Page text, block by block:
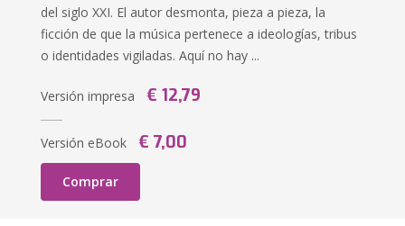
del siglo XXI. El autor desmonta, pieza a pieza, la
ficción de que la música pertenece a ideologías, tribus
o identidades vigiladas. Aquí no hay ...
Versión impresa € 12,79
Versión eBook € 7,00
Comprar